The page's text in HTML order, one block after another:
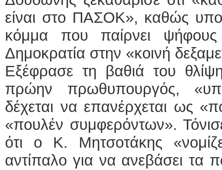
είναι στο ΠΑΣΟΚ», καθώς
κόμμα που παίρνει
Δημοκρατία στην «κοινή
Εξέφρασε τη βαθιά του
πρώην πρωθυπουργός,
δέχεται να επανέρχεται ως
«πουλέν συμφερόντων».
ότι ο Κ. Μητσοτάκης
αντίπαλο για να ανεβάσει